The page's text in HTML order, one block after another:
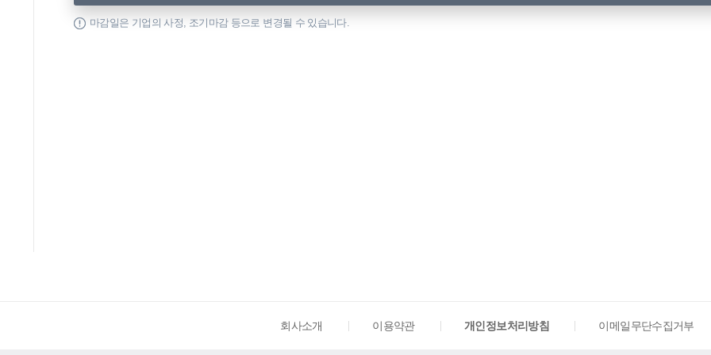
마감일은 기업의 사정, 조기마감 등으로 변경될 수 있습니다.
회사소개 이용약관 개인정보처리방침 이메일무단수집거부